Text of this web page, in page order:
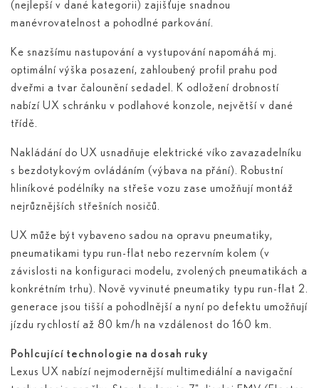
(nejlepší v dané kategorii) zajišťuje snadnou
manévrovatelnost a pohodlné parkování.
Ke snazšímu nastupování a vystupování napomáhá mj.
optimální výška posazení, zahloubený profil prahu pod
dveřmi a tvar čalounění sedadel. K odložení drobností
nabízí UX schránku v podlahové konzole, největší v dané
třídě.
Nakládání do UX usnadňuje elektrické víko zavazadelníku
s bezdotykovým ovládáním (výbava na přání). Robustní
hliníkové podélníky na střeše vozu zase umožňují montáž
nejrůznějších střešních nosičů.
UX může být vybaveno sadou na opravu pneumatiky,
pneumatikami typu run-flat nebo rezervním kolem (v
závislosti na konfiguraci modelu, zvolených pneumatikách a
konkrétním trhu). Nově vyvinuté pneumatiky typu run-flat 2.
generace jsou tišší a pohodlnější a nyní po defektu umožňují
jízdu rychlostí až 80 km/h na vzdálenost do 160 km.
Pohlcující technologie na dosah ruky
Lexus UX nabízí nejmodernější multimediální a navigační